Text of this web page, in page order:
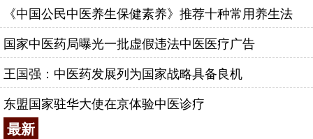
《中国公民中医养生保健素养》推荐十种常用养生法
国家中医药局曝光一批虚假违法中医医疗广告
王国强：中医药发展列为国家战略具备良机
东盟国家驻华大使在京体验中医诊疗
最新